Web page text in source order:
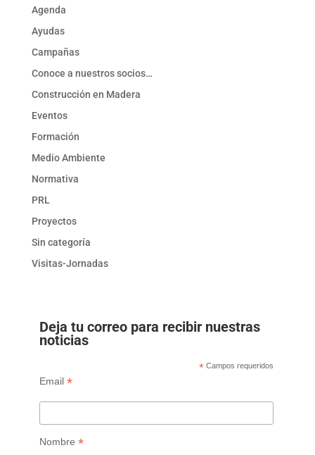
Agenda
Ayudas
Campañas
Conoce a nuestros socios…
Construcción en Madera
Eventos
Formación
Medio Ambiente
Normativa
PRL
Proyectos
Sin categoría
Visitas-Jornadas
Deja tu correo para recibir nuestras
noticias
* Campos requeridos
Email *
Nombre *